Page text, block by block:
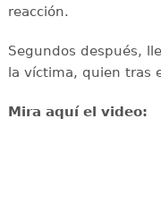
reacción.
Segundos después,
la víctima, quien tras
Mira aquí el video: